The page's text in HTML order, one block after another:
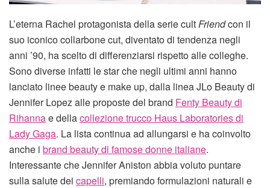
L’eterna Rachel protagonista della serie cultFriendcon il
suo iconico collarbone cut, diventato di tendenza negli
anni ’90, ha scelto di differenziarsi rispetto alle colleghe.
Sono diverse infatti le star che negli ultimi anni hanno
lanciato linee beauty e make up, dalla linea JLo Beauty di
Jennifer Lopez alle proposte del brand Fenty Beauty di
Rihannae dellacollezione trucco Haus Laboratories di
Lady Gaga. La lista continua ad allungarsi e ha coinvolto
anche i brand beauty di famose donne italiane.
Interessante che Jennifer Aniston abbia voluto puntare
sulla salute dei capelli, premiando formulazioni naturali e